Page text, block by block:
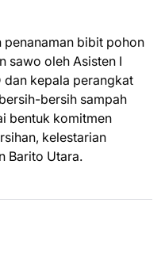
bibit pohon
sawo oleh Asisten I
dan kepala perangkat
bersih sampah
bentuk komitmen
kelestarian
Barito Utara.